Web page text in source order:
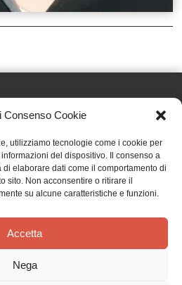
Consenso Cookie
utilizziamo tecnologie come i cookie per
del dispositivo. Il consenso a
elaborare dati come il comportamento di
sito. Non acconsentire o ritirare il
su alcune caratteristiche e funzioni.
Accetta
Nega
Paolo SAS
(TO)
- Fax: (+39) 0121 353839